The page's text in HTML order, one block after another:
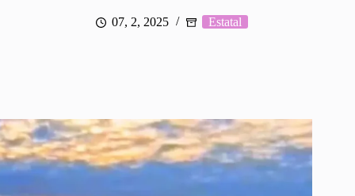
07, 2, 2025 Estatal